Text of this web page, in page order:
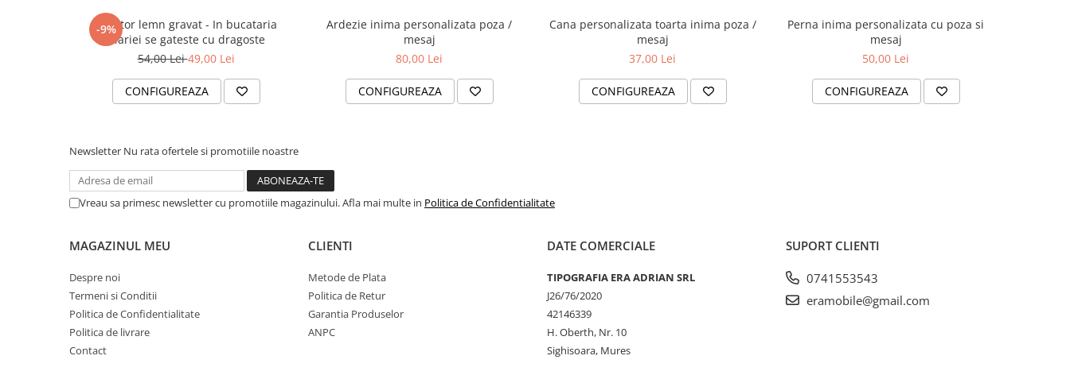
-9%
Tocator lemn gravat - In bucataria
Mariei se gateste cu dragoste
54,00 Lei49,00 Lei
CONFIGUREAZA
Ardezie inima personalizata poza /
mesaj
80,00 Lei
CONFIGUREAZA
Cana personalizata toarta inima poza /
mesaj
37,00 Lei
CONFIGUREAZA
Perna inima personalizata cu poza si
mesaj
50,00 Lei
CONFIGUREAZA
Newsletter Nu rata ofertele si promotiile noastre
Vreau sa primesc newsletter cu promotiile magazinului. Afla mai multe in Politica de Confidentialitate
MAGAZINUL MEU
Despre noi
Termeni si Conditii
Politica de Confidentialitate
Politica de livrare
Contact
CLIENTI
Metode de Plata
Politica de Retur
Garantia Produselor
ANPC
DATE COMERCIALE
TIPOGRAFIA ERA ADRIAN SRL
J26/76/2020
42146339
H. Oberth, Nr. 10
Sighisoara, Mures
SUPORT CLIENTI
0741553543
eramobile@gmail.com